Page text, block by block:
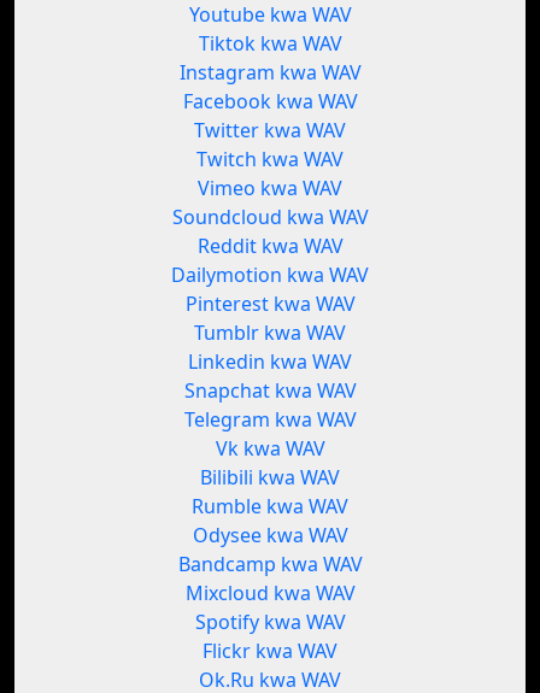
Youtube kwa WAV
Tiktok kwa WAV
Instagram kwa WAV
Facebook kwa WAV
Twitter kwa WAV
Twitch kwa WAV
Vimeo kwa WAV
Soundcloud kwa WAV
Reddit kwa WAV
Dailymotion kwa WAV
Pinterest kwa WAV
Tumblr kwa WAV
Linkedin kwa WAV
Snapchat kwa WAV
Telegram kwa WAV
Vk kwa WAV
Bilibili kwa WAV
Rumble kwa WAV
Odysee kwa WAV
Bandcamp kwa WAV
Mixcloud kwa WAV
Spotify kwa WAV
Flickr kwa WAV
Ok.Ru kwa WAV